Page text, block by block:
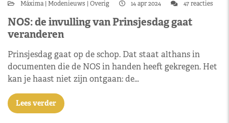
Máxima Modenieuws Overig 14 apr 2024 47 reacties
NOS: de invulling van Prinsjesdag gaat
veranderen
Prinsjesdag gaat op de schop. Dat staat althans in
documenten die de NOS in handen heeft gekregen. Het
kan je haast niet zijn ontgaan: de…
Lees verder